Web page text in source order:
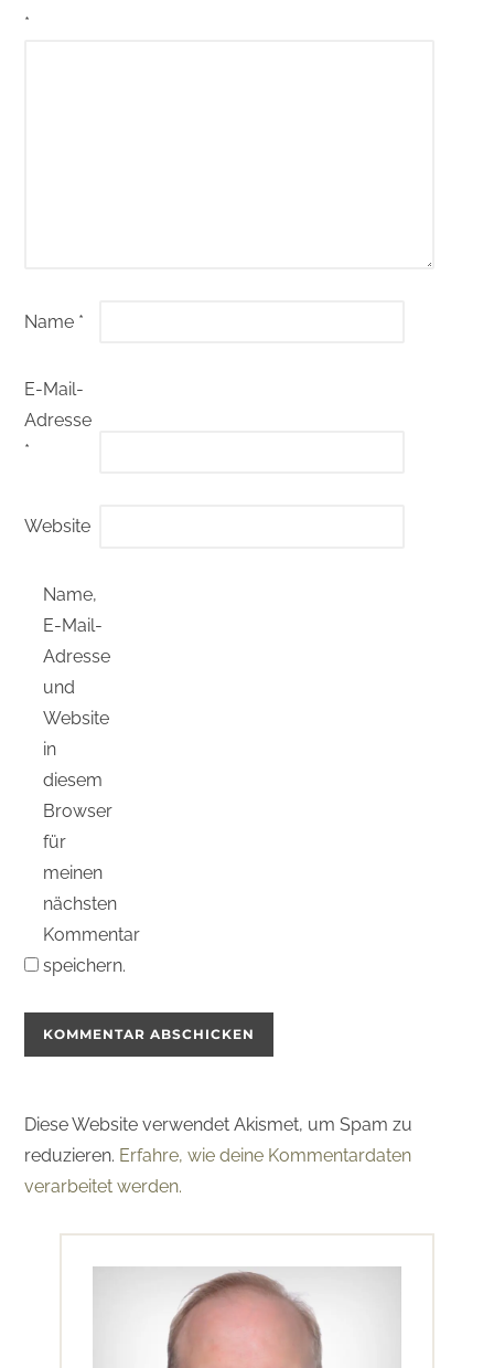
*
Name *
E-Mail-
Adresse
*
Website
Name,
E-Mail-
Adresse
und
Website
in
diesem
Browser
für
meinen
nächsten
Kommentar
speichern.
Diese Website verwendet Akismet, um Spam zu
reduzieren. Erfahre, wie deine Kommentardaten
verarbeitet werden.